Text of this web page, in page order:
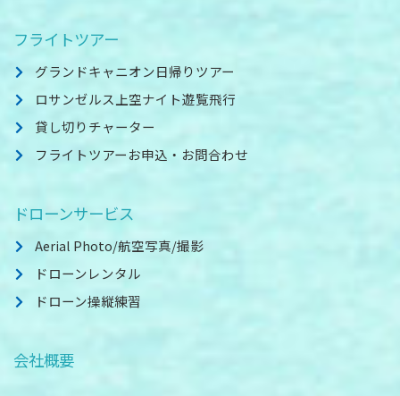
フライトツアー
グランドキャニオン日帰りツアー
ロサンゼルス上空ナイト遊覧飛行
貸し切りチャーター
フライトツアーお申込・お問合わせ
ドローンサービス
Aerial Photo/航空写真/撮影
ドローンレンタル
ドローン操縦練習
会社概要